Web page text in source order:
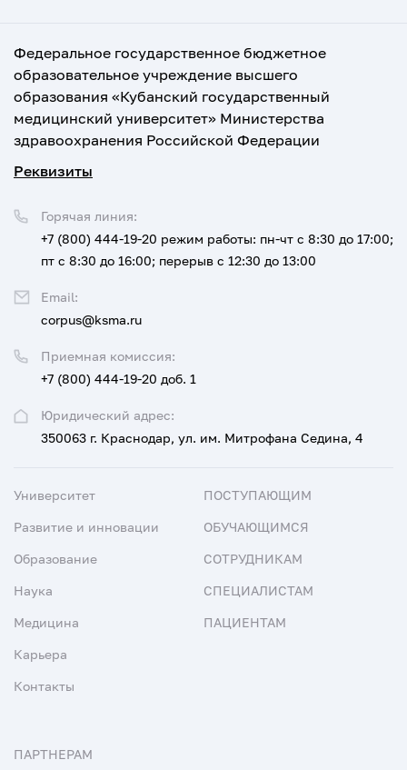
Федеральное государственное бюджетное
образовательное учреждение высшего
образования «Кубанский государственный
медицинский университет» Министерства
здравоохранения Российской Федерации
Реквизиты
Юридический адрес:
350063 г. Краснодар, ул. им. Митрофана Седина, 4
Приемная комиссия:
+7 (800) 444-19-20 доб. 1
Горячая линия:
+7 (800) 444-19-20 режим работы: пн-чт с 8:30 до 17:00;
пт с 8:30 до 16:00; перерыв с 12:30 до 13:00
Email:
corpus@ksma.ru
Университет
Развитие и инновации
Образование
Наука
Медицина
Карьера
Контакты
ПОСТУПАЮЩИМ
ОБУЧАЮЩИМСЯ
СОТРУДНИКАМ
СПЕЦИАЛИСТАМ
ПАЦИЕНТАМ
ПАРТНЕРАМ